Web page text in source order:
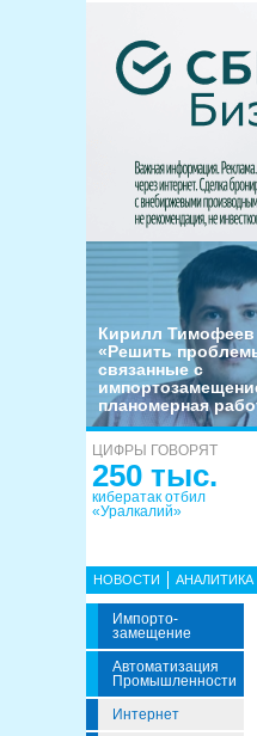
Кирилл
«Решить
связанные с
планомерная
ЦИФРЫ ГОВОРЯТ
250 тыс.
кибератак отбил
«Уралкалий»
НОВОСТИ АНАЛИТИКА
Импорто­
Замещение
Автоматизация
Промышленности
Интернет